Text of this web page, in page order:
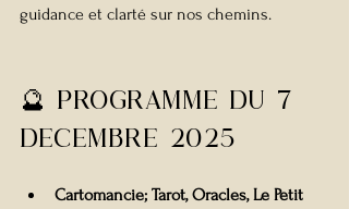
guidance et clarté sur nos chemins.
🔮 Programme du 7
Decembre 2025
Cartomancie; Tarot, Oracles, Le Petit